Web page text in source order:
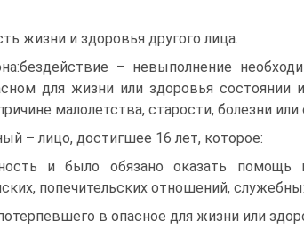
жизни и здоровья другого лица.
– невыполнение
для жизни или здоровья
малолетства, старости, болезни
– лицо, достигшее 16 лет, которое:
и было обязано оказать помощь
попечительских отношений,
в опасное для жизни или